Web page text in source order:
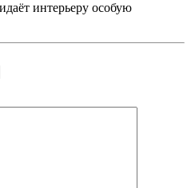
интерьеру особую